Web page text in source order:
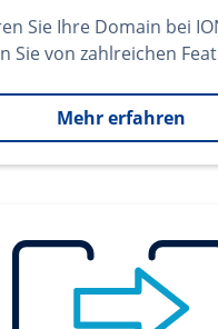
Sie Ihre Domain bei
Sie von zahlreichen
Mehr erfahren